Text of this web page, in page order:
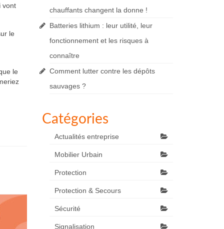
vont
le
le
chauffants changent la donne !
Batteries lithium : leur utilité, leur
fonctionnement et les risques à
connaître
Comment lutter contre les dépôts
sauvages ?
Catégories
Actualités entreprise
Mobilier Urbain
Protection
Protection & Secours
Sécurité
Signalisation